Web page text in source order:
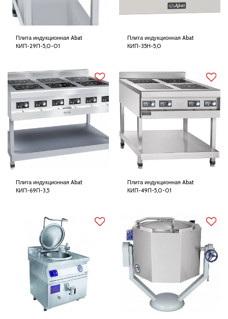
Плита индукционная Abat
КИП-29П-5,0-01
Плита индукционная Abat
КИП-35Н-5,0
Плита индукционная Abat
КИП-69П-3,5
Плита индукционная Abat
КИП-49П-5,0-01